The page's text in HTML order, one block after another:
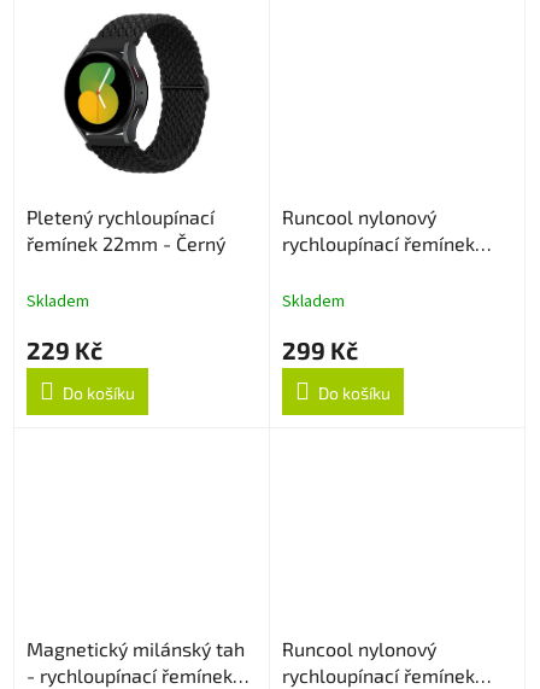
Pletený rychloupínací
řemínek 22mm - Černý
Skladem
229 Kč
Do košíku
Runcool nylonový
rychloupínací řemínek
Skladem
299 Kč
Do košíku
Magnetický milánský tah
- rychloupínací řemínek
Runcool nylonový
rychloupínací řemínek